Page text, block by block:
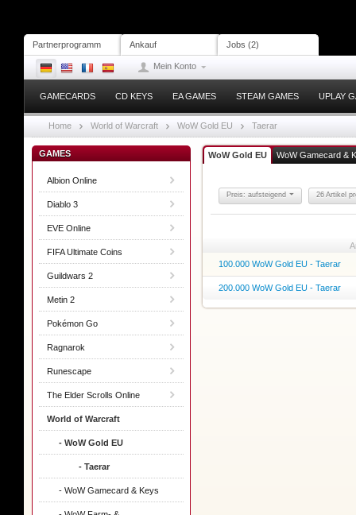
Partnerprogramm Ankauf Jobs (2)
Mein Konto
GAMECARDS CD KEYS EA GAMES STEAM GAMES UPLAY
Home World of Warcraft WoW Gold EU Taerar
GAMES
Albion Online
Diablo 3
EVE Online
FIFA Ultimate Coins
Guildwars 2
Metin 2
Pokémon Go
Ragnarok
Runescape
The Elder Scrolls Online
World of Warcraft
- WoW Gold EU
- Taerar
- WoW Gamecard & Keys
WoW Gold EU WoW Gamecard &
Preis: aufsteigend 26 Artikel
100.000 WoW Gold EU - Taerar
200.000 WoW Gold EU - Taerar